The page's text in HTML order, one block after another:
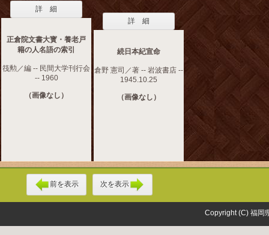
詳 細
正倉院文書大寳・養老戸
籍の人名語の索引
筏勲／編 -- 民間大学刊行会
-- 1960
（画像なし）
詳 細
続日本紀宣命
倉野 憲司／著 -- 岩波書店 --
1945.10.25
（画像なし）
前を表示 次を表示
Copyright (C) 福岡